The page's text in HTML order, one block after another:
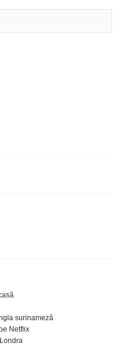
surinameză
Netflix